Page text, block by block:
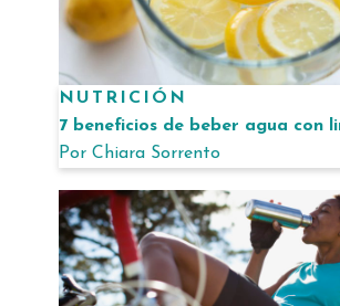
NUTRICIÓN
7 beneficios de beber agua con
Por Chiara Sorrento